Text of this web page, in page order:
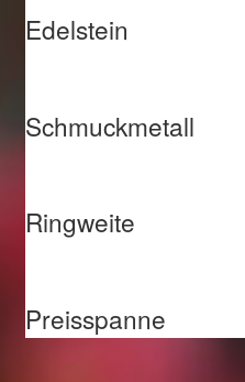
Edelstein
Schmuckmetall
Ringweite
Preisspanne